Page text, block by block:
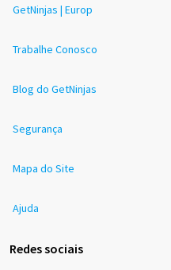
GetNinjas | Europ
Trabalhe Conosco
Blog do GetNinjas
Segurança
Mapa do Site
Ajuda
Redes sociais